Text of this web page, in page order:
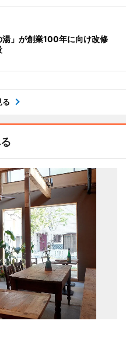
湯」が創業100年に向け改修
る